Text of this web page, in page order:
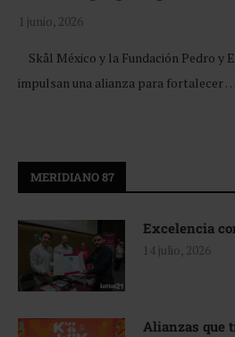
1 junio, 2026
Skål México y la Fundación Pedro y
impulsan una alianza para fortalecer …
MERIDIANO 87
Excelencia
14 julio, 2026
Alianzas que